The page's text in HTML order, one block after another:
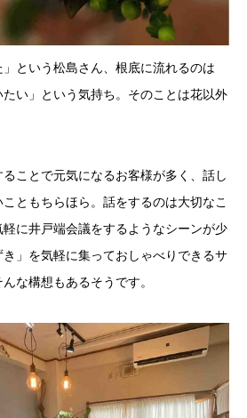
」という松島さん、根底に流れるのは
たい」という気持ち。そのことは花以外
ことで元気になるお客様が多く、話し
ともちらほら。話をするのは大切なこ
に井戸端会議をするようなシーンが少
」を気軽に集っておしゃべりできるサ
な構想もあるそうです。